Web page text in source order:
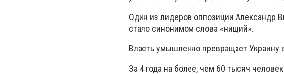
Один из лидеров оппозиции Александр
стало синонимом слова «нищий».
Власть умышленно превращает Украину
За 4 года на более, чем 60 тысяч